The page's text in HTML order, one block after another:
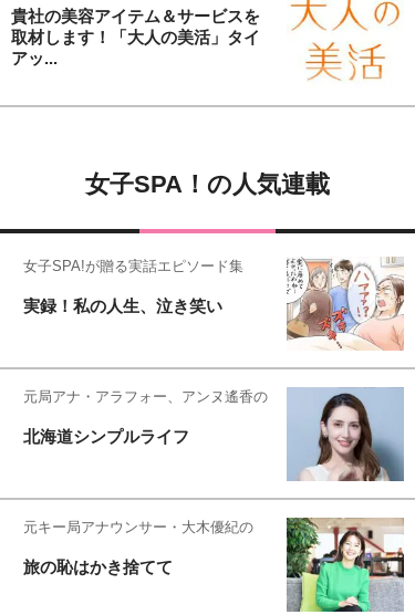
貴社の美容アイテム＆サービスを
取材します！「大人の美活」タイ
アッ...
女子SPA！の人気連載
女子SPA!が贈る実話エピソード集
実録！私の人生、泣き笑い
元局アナ・アラフォー、アンヌ遙香の
北海道シンプルライフ
元キー局アナウンサー・大木優紀の
旅の恥はかき捨てて